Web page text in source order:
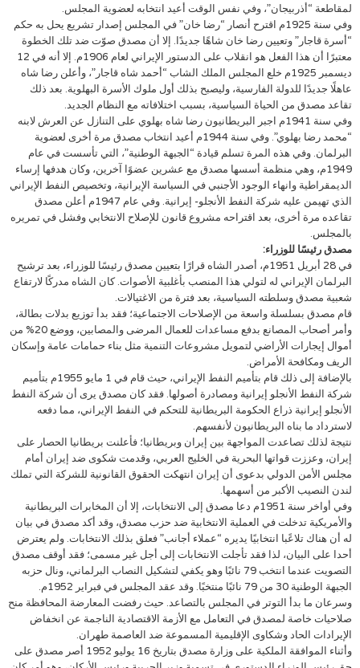
لمقاطعة “أذربيجان”، وفي نفس الوقت أعيد انتخابه لعضوية المجلس.
وفي سنة 1925م اقترح أنصار “رضا خان” في المجلس إصدار تشريع يحل به حكم
“أسرة قاجار” وتعيين رضا خان شاهًا جديدًا. إلا أن مصدق صوّت ضد تلك الخطوة
معتبرًا أن هذا الفعل هو انقلاب على الدستور الإيراني لعام 1906م. إلا أنه في 12
ديسمبر 1925م خلع المجلس الملك الشاب “أحمد شاه قاجار”، وأعلن رضا شاه
عاهلًا جديدًا للدولة الفارسية، وليصبح بذلك أول ملوك الأسرة البهلوية. بعد ذلك
تقاعد مصدق من الحياة السياسية، بسبب اختلافاته مع النظام الجديد.
وفي سنة 1941م اجبر البريطانيون رضا شاه بهلوي على التنازل عن العرش لابنه
“محمد رضا بهلوي”. وفي سنة 1944م أعيد انتخاب مصدق مرة أخرى لعضوية
البرلمان. وفي هذه المرة تسلم قيادة “الجبهة الوطنية”، التي تأسست في عام
1949م، وهي منظمة أسسها مصدق مع عشرين عضوًا آخرين، وكان هدفها إرساء
الديمقراطية وانهاء الوجود الأجنبي في السياسة الإيرانية، وتخصيص النفط الإيراني
الذي تهيمن عليه شركة النفط الأنجلو- إيرانية. وفي عام 1947م أعلن مصدق
تقاعده مرة أخرى، بعد اقتراحه مشروع قانون للإصلاح الانتخابي وفشل في تمريره
بالمجلس.
مصدق رئيسًا للوزراء:
في 28 أبريل 1951م، أصدر الشاه قرارًا بتعيين مصدق رئيسًا للوزراء، بعد ترشيح
البرلمان الإيراني له لتولي هذا المنصب بأغلبية الأصوات. كان الشاه مدركًا لارتفاع
شعبية مصدق وسلطته السياسية، بعد فترة من الاغتيالات.
قام مصدق بسلسلة واسعة من الإصلاحات الاجتماعية؛ فقد بدأ توزيع بدلات بطالة،
وأمر أصحاب المصانع بدفع مساعدات للعمال المرضى والمصابين، ووضع 20% من
أموال إيجارات الأراضي لتمويل مشروعات التنمية مثل بناء حمامات عامة وإسكان
الريف ومكافحة الأمراض.
بالإضافة إلى ذلك قام بتأميم النفط الإيراني، حيث قام في 1 مايو 1955م بتأميم
شركة النفط الأنجلو إيرانية ومصادرة أصولها. فقد كان مصدق يرى أن شركة النفط
الأنجلو إيرانية ذراع الحكومة البريطانية للتحكم في النفط الإيراني، مما دفعه
لاسترداد ما بناه البريطانيون لأنفسهم.
نتيجة لذلك تصاعدت المواجهة بين إيران وبريطانيا؛ فأعلنت بريطانيا الحصار على
إيران، وعززت قواتها البحرية في الخليج العربي، وقدمت شكوى ضد إيران أمام
مجلس الأمن الدولي بدعوى أن إيران انتهكت الحقوق القانونية للشركة التي تملك
لندن النصيب الأكبر من أسهمها.
وفي أواخر سنة 1951م دعا مصدق إلى الانتخابات، إلا أن المخابرات البريطانية
والأمريكية تدخلت في العملية الانتخابية ضد حزب مصدق، وقد أكد مصدق في بيان
له أن هناك تلاعًبا انتخابيًا يديره “عملاء أجانب” فعلق بذلك الانتخابات. ولم يعترض
أحدا على البيان، لذا فقد تأجلت الانتخابات إلى أجل غير مسمى؛ فقد أوقف مصدق
التصويت عندما انتخب 79 نائبًا وهو يكفي لتشكيل النصاب البرلماني، ونال حزبه
الجبهة الوطنية 30 من 79 نائبًا منتخبًا. وقد عقد المجلس في فبراير 1952م.
وسرعان ما بدأ التوتر في المجلس بالتصاعد. حيث رفضت المعارضة المحافظة منح
صلاحيات خاصة لمصدق في التعامل مع الأزمة الاقتصادية الناجمة عن انخفاض
الإيرادات الحاد وشكاوى الإقليمية المسموعة ضد العاصمة طهران.
وأثناء الموافقة الملكية على وزارة مصدق بتاريخ 16 يوليو 1952 أصر مصدق على